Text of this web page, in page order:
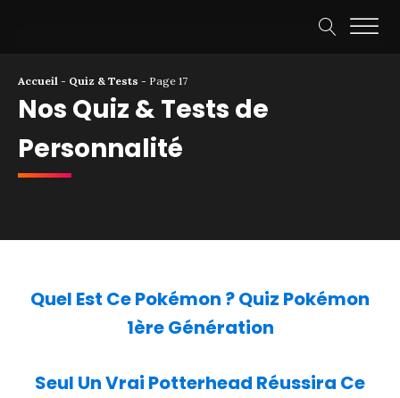
Accueil - Quiz & Tests - Page 17
Nos Quiz & Tests de
Personnalité
Quel Est Ce Pokémon ? Quiz Pokémon
1ère Génération
Seul Un Vrai Potterhead Réussira Ce